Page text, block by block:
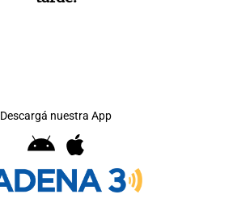
Descargá nuestra App